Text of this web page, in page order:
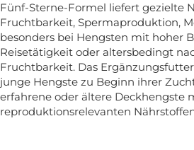
Fünf-Sterne-Formel liefert gezielte
Fruchtbarkeit, Spermaproduktion,
besonders bei Hengsten mit hoher
Reisetätigkeit oder altersbedingt
Fruchtbarkeit. Das
junge Hengste zu Beginn ihrer
erfahrene oder ältere Deckhengste
reproduktionsrelevanten